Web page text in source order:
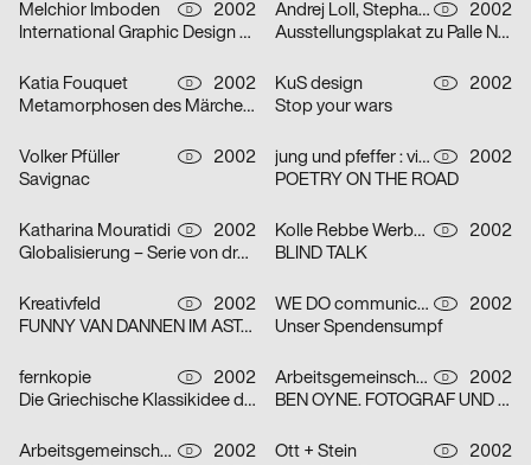
Melchior Imboden D
2002
International Graphic Design Education Forum Beijin, China 2002 – Serie von zwei Plakaten
Andrej Loll, Stephanie Marx D
2002
Ausstellungsplakat zu Palle Nielsen
Katia Fouquet D
2002
Metamorphosen des Märchens
KuS design D
2002
Stop your wars
Volker Pfüller D
2002
Savignac
jung und pfeffer : visuelle Kommunikation D
2002
POETRY ON THE ROAD
Katharina Mouratidi D
2002
Globalisierung – Serie von drei Plakaten
Kolle Rebbe Werbeagentur GmbH D
2002
BLIND TALK
Kreativfeld D
2002
FUNNY VAN DANNEN IM ASTA – KELLER
WE DO communication GmbH D
2002
Unser Spendensumpf
fernkopie D
2002
Die Griechische Klassikidee der Wirklichkeit – Serie von zwei Plakaten
Arbeitsgemeinschaft für visuelle und verbale Kommunikation Uwe Loesch D
2002
BEN OYNE. FOTOGRAF UND FILMEMACHER
Arbeitsgemeinschaft für visuelle und verbale Kommunikation Uwe Loesch D
2002
Ott + Stein D
2002